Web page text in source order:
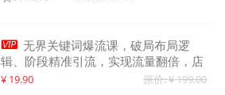
 无界关键词爆流课，破局布局逻
辑、阶段精准引流，实现流量翻倍，店
铺业绩增长50%+
¥ 19.90 原价: ¥ 199.00